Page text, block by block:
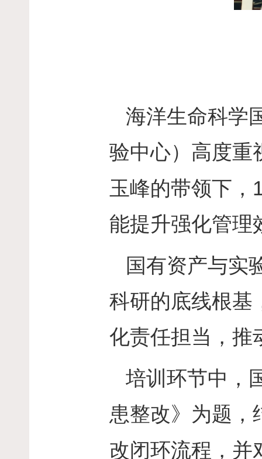
海洋生命科学
验中心）高度重
玉峰的带领下，
能提升强化管理
国有资产与实
科研的底线根基
化责任担当，推
培训环节中，
患整改》为题，
改闭环流程，并